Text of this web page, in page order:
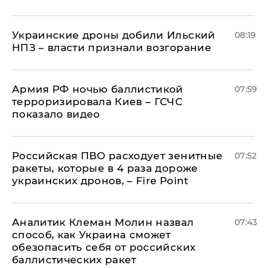
Украинские дроны добили Ильский
НПЗ – власти признали возгорание
08:19
Армия РФ ночью баллистикой
терроризировала Киев – ГСЧС
показало видео
07:59
Российская ПВО расходует зенитные
ракеты, которые в 4 раза дороже
украинских дронов, – Fire Point
07:52
Аналитик Клеман Молин назвал
способ, как Украина сможет
обезопасить себя от российских
баллистических ракет
07:43